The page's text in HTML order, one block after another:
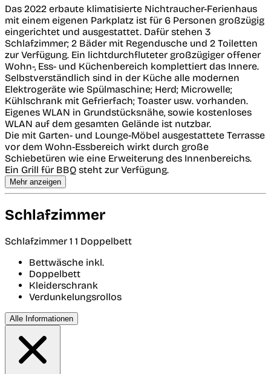
Das 2022 erbaute klimatisierte Nichtraucher-Ferienhaus
mit einem eigenen Parkplatz ist für 6 Personen großzügig
eingerichtet und ausgestattet. Dafür stehen 3
Schlafzimmer; 2 Bäder mit Regendusche und 2 Toiletten
zur Verfügung. Ein lichtdurchfluteter großzügiger offener
Wohn-, Ess- und Küchenbereich komplettiert das Innere.
Selbstverständlich sind in der Küche alle modernen
Elektrogeräte wie Spülmaschine; Herd; Microwelle;
Kühlschrank mit Gefrierfach; Toaster usw. vorhanden.
Eigenes WLAN in Grundstücksnähe, sowie kostenloses
WLAN auf dem gesamten Gelände ist nutzbar.
Die mit Garten- und Lounge-Möbel ausgestattete Terrasse
vor dem Wohn-Essbereich wirkt durch große
Schiebetüren wie eine Erweiterung des Innenbereichs.
Ein Grill für BBQ steht zur Verfügung.
Mehr anzeigen
Schlafzimmer
Schlafzimmer 1 1 Doppelbett
Bettwäsche inkl.
Doppelbett
Kleiderschrank
Verdunkelungsrollos
Alle Informationen